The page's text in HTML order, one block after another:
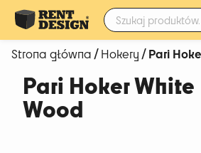
Szukaj:
Strona główna/Hokery/ Pari
Pari Hoker White
Wood